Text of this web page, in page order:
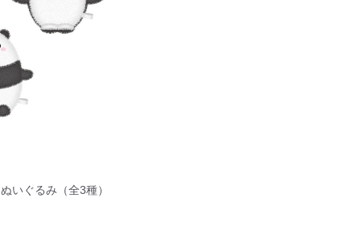
ぐるみ（全3種）